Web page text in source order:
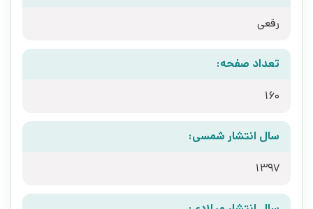
رقعی
تعداد صفحه:
160
سال انتشار شمسی:
1397